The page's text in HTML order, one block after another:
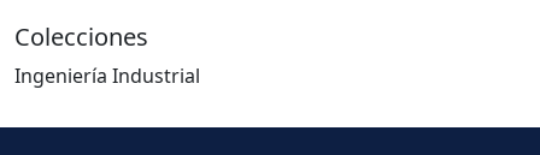
Colecciones
Ingeniería Industrial